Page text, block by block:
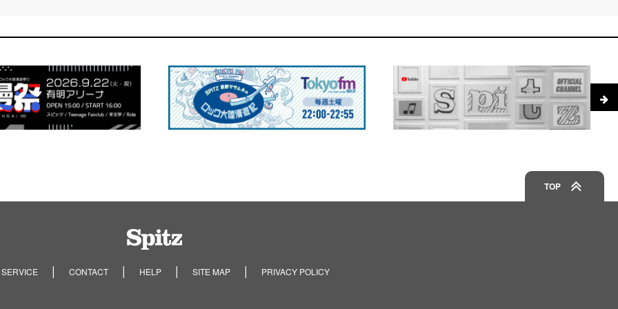
TOP
CONTACT HELP SITE MAP PRIVACY POLICY